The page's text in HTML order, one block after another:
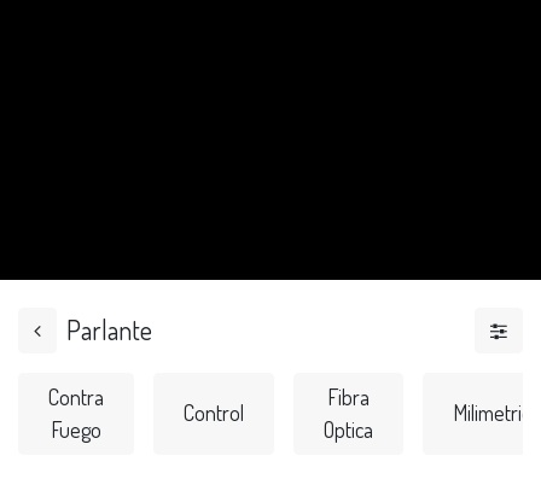
Parlante
Contra
Fuego
Control
Fibra
Optica
Milimetrico